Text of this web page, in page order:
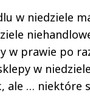
w niedziele
w prawie po
w niedziele
ale … niektóre